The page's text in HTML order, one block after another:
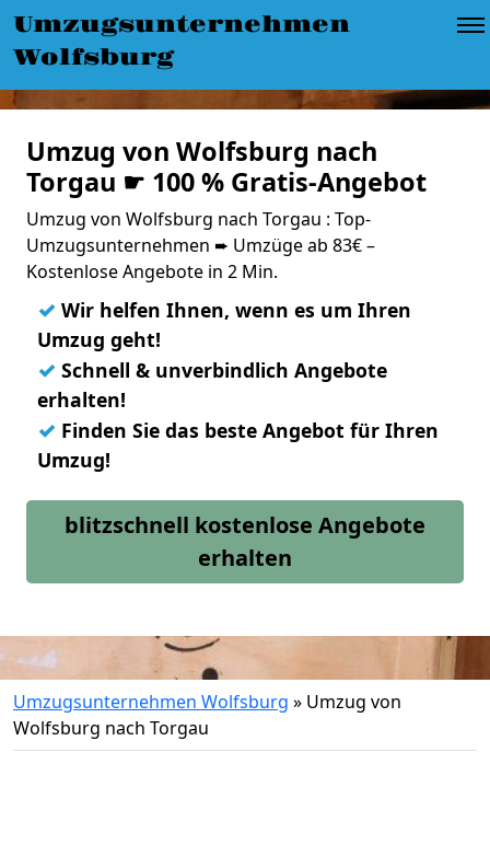
Umzugsunternehmen
Wolfsburg
Umzug von Wolfsburg nach
Torgau ☛ 100 % Gratis-Angebot
Umzug von Wolfsburg nach Torgau : Top-
Umzugsunternehmen ➨ Umzüge ab 83€ –
Kostenlose Angebote in 2 Min.
✓ Wir helfen Ihnen, wenn es um Ihren
Umzug geht!
✓ Schnell & unverbindlich Angebote
erhalten!
✓ Finden Sie das beste Angebot für Ihren
Umzug!
blitzschnell kostenlose Angebote
erhalten
Umzugsunternehmen Wolfsburg » Umzug von
Wolfsburg nach Torgau